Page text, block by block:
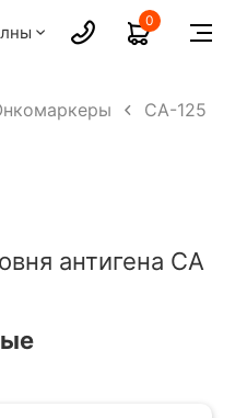
0
СА-125
антигена СА